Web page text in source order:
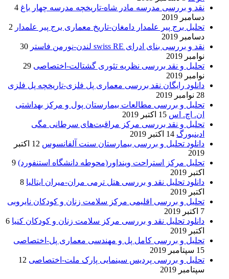
نقد و بررسی مدرسه مادر شاه-تاریخچه مدرسه چهار باغ 4
دسامبر 2019
تحلیل برج پیر علمدار دامغان-تاریخ معماری برج پیر علمدار 2
دسامبر 2019
نقد و بررسی بنای ادرای swiss RE لندن-نورمن فاستر
30
نوامبر 2019
تحلیل و نقد بررسی نظریه تئوری گشتالت-اختصاصی 29
نوامبر 2019
دانلود رایگان نقد بررسی معماری پل فلزی-تاریخچه پل فلزی
28 نوامبر 2019
تحلیل و بررسی مطالعات بیمارستان پول و مرکز بهداشتی
ان. اچ. اس 15 اکتبر 2019
تحلیل و نقد بررسی مرکز مراقبت‌های سرطانی مگی
ادینبورگ 14 اکتبر 2019
دانلود تحلیل و بررسی بیمارستان سنت آلفانسوس
12 اکتبر
2019
تحلیل مرکز استراحت وینداور(محوطه دانشگاه استنفورد) 9
اکتبر 2019
دانلود تحلیل نقد و بررسی هتل ترمی مران-میران ایتالیا 8
اکتبر 2019
تحلیل و بررسی اقلیمی مرکز سلامت زنان و کودکان نایروبی
7 اکتبر 2019
دانلود تحلیل نقد و بررسی مرکز سلامت زنان و کودکان کنیا 6
اکتبر 2019
تحلیل و بررسی کامل پل و مهندسی معماری پل-اختصاصی
15 سپتامبر 2019
تحلیل و بررسی پردیس سینمایی پارک ملت-اختصاصی 12
سپتامبر 2019